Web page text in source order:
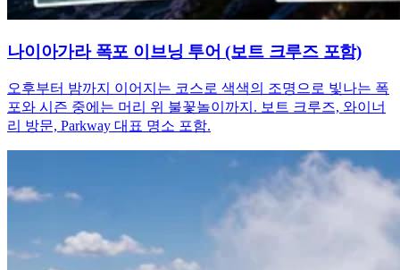
나이아가라 폭포 이브닝 투어 (보트 크루즈 포함)
오후부터 밤까지 이어지는 코스로 색색의 조명으로 빛나는 폭
포와 시즌 중에는 머리 위 불꽃놀이까지. 보트 크루즈, 와이너
리 방문, Parkway 대표 명소 포함.